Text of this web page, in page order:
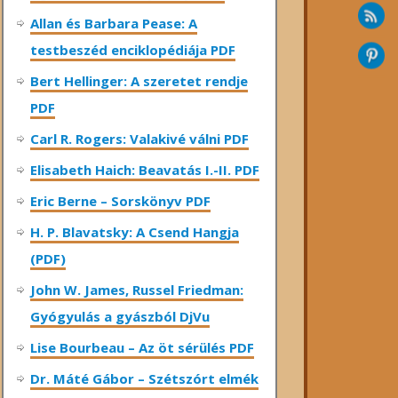
Allan és Barbara Pease: A
testbeszéd enciklopédiája PDF
Bert Hellinger: A ​szeretet rendje
PDF
Carl R. Rogers: Valakivé válni PDF
Elisabeth Haich: Beavatás I.-II. PDF
Eric Berne – Sorskönyv PDF
H. P. Blavatsky: A Csend Hangja
(PDF)
John W. James, Russel Friedman:
Gyógyulás a gyászból DjVu
Lise Bourbeau – Az öt sérülés PDF
Dr. Máté Gábor – Szétszórt elmék